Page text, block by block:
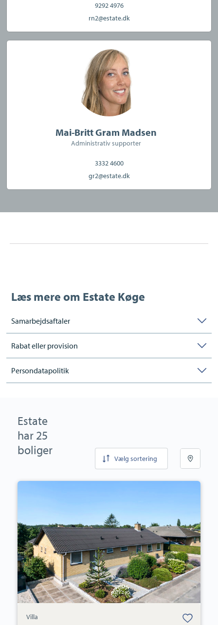
9292 4976
rn2@estate.dk
Mai-Britt Gram Madsen
Administrativ supporter
3332 4600
gr2@estate.dk
Læs mere om Estate Køge
Samarbejdsaftaler
Rabat eller provision
Persondatapolitik
Estate
har 25
boliger
Vælg sortering
Køge
Villa
Bolig er gemt
under dine